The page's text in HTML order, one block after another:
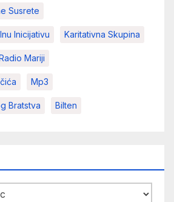
Susrete
Inicijativu Karitativna Skupina
Mariji
Mp3
Bratstva Bilten